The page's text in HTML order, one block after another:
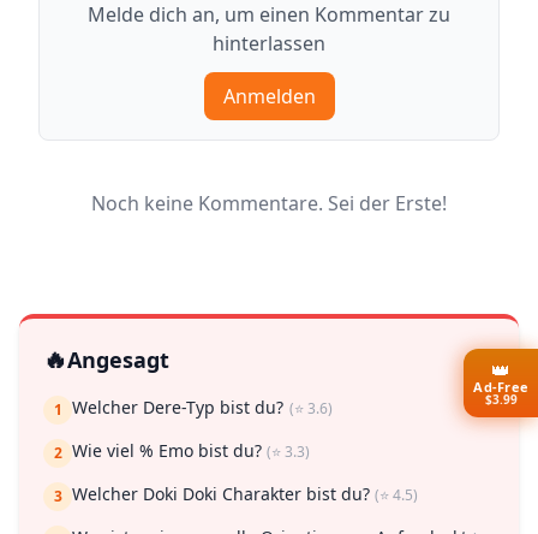
Melde dich an, um einen Kommentar zu
hinterlassen
Anmelden
Noch keine Kommentare. Sei der Erste!
🔥Angesagt
1 Welcher Dere-Typ bist du? (⭐ 3.6)
2 Wie viel % Emo bist du? (⭐ 3.3)
3 Welcher Doki Doki Charakter bist du? (⭐ 4.5)
👑
Ad-Free
$3.99